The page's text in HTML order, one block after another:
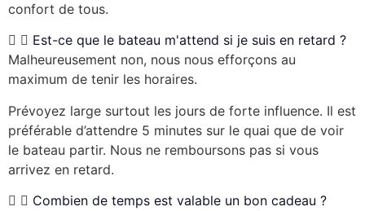
confort de tous.
Est-ce que le bateau m'attend si je suis en retard ?
Malheureusement non, nous nous efforçons au
maximum de tenir les horaires.
Prévoyez large surtout les jours de forte influence. Il est
préférable d’attendre 5 minutes sur le quai que de voir
le bateau partir. Nous ne remboursons pas si vous
arrivez en retard.
Combien de temps est valable un bon cadeau ?